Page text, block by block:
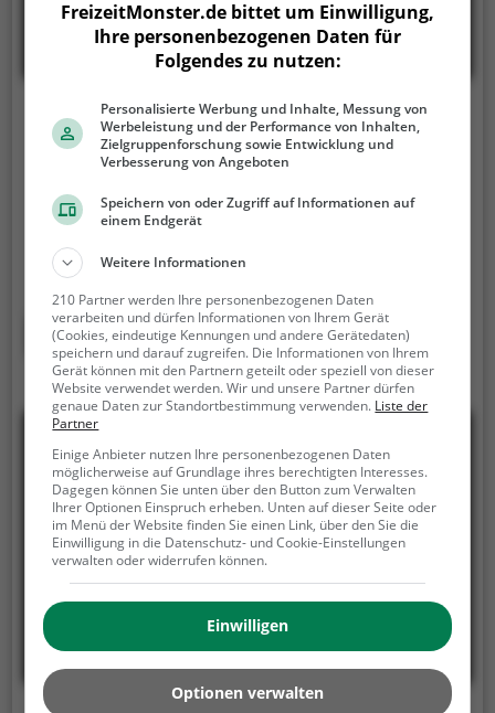
Kletterwald-Feldberg
Wichtelpfad, 79868 Feldberg
Der Kletterwald-Feldberg ist ein Hochseilgarten in
Feldberg. Der Kletterwald-Feldberg ist die perfekte
Freizeitaktivität für einen Familienausflug, einen
Kindergeburtstag oder für alle die gerne klettern.
Zwischen den Bäumen, mehrere Meter über dem
Erdboden erwartet dich eine Welt voller Abenteuer
und Erlebnis. Der Kletterwald-Feldberg bietet
sowohl erfahreneren Kletterern als auch Anfängern
jede Menge Platz für Sport und Spaß.
Mehr erfahren
FreizeitMonster.de bittet um Einwilligung,
Ihre personenbezogenen Daten für
Folgendes zu nutzen:
Personalisierte Werbung und Inhalte, Messung von
Werbeleistung und der Performance von Inhalten,
Zielgruppenforschung sowie Entwicklung und
Verbesserung von Angeboten
Speichern von oder Zugriff auf Informationen auf
einem Endgerät
Weitere Informationen
210 Partner werden Ihre personenbezogenen Daten
verarbeiten und dürfen Informationen von Ihrem Gerät
(Cookies, eindeutige Kennungen und andere Gerätedaten)
speichern und darauf zugreifen. Die Informationen von Ihrem
Gerät können mit den Partnern geteilt oder speziell von dieser
Website verwendet werden. Wir und unsere Partner dürfen
genaue Daten zur Standortbestimmung verwenden. Liste der
Partner
Einige Anbieter nutzen Ihre personenbezogenen Daten
möglicherweise auf Grundlage ihres berechtigten Interesses.
Dagegen können Sie unten über den Button zum Verwalten
Ihrer Optionen Einspruch erheben. Unten auf dieser Seite oder
im Menü der Website finden Sie einen Link, über den Sie die
Einwilligung in die Datenschutz- und Cookie-Einstellungen
verwalten oder widerrufen können.
Einwilligen
Optionen verwalten